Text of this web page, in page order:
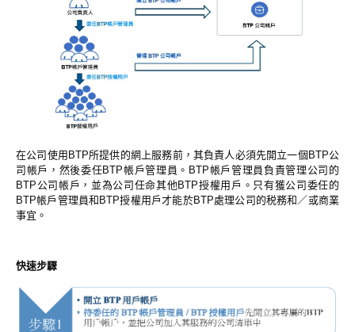
在公司使用BTP所提供的網上服務前，其負責人必須先開立一個BTP公
司帳戶，然後委任BTP帳戶管理員。BTP帳戶管理員負責管理公司的
BTP公司帳戶，並為公司任命其他BTP授權用戶。只有獲公司委任的
BTP帳戶管理員和BTP授權用戶才能於BTP處理公司的税務和／或商業
事宜。
快速步驟